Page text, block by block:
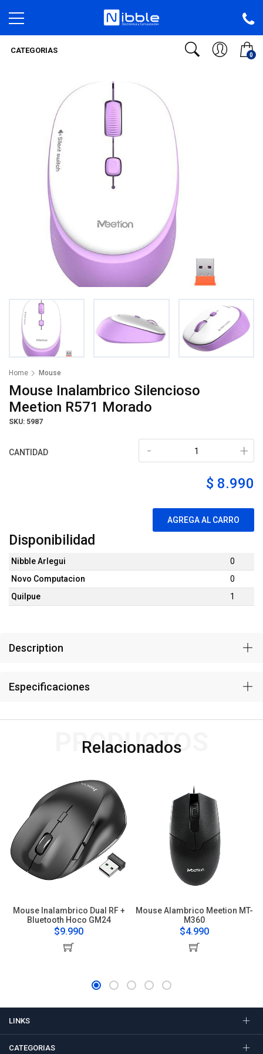
0
CATEGORIAS
Home Mouse
Mouse Inalambrico Silencioso
Meetion R571 Morado
SKU: 5987
CANTIDAD +
-
$ 8.990
AGREGA AL CARRO
Disponibilidad
Nibble Arlegui
0
Novo Computacion
0
Quilpue
1
Description
Especificaciones
Relacionados
PRODUCTOS
Mouse Inalambrico Dual RF +
Bluetooth Hoco GM24
$9.990
Mouse Alambrico Meetion MT-
M360
$4.990
LINKS
CATEGORIAS